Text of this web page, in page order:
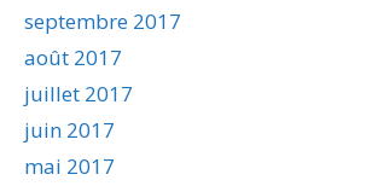
septembre 2017
août 2017
juillet 2017
juin 2017
mai 2017